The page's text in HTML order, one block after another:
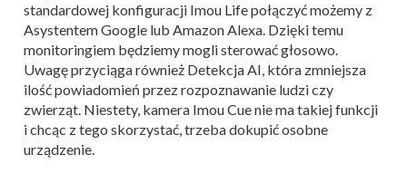
standardowej konfiguracji Imou Life połączyć możemy z
Asystentem Google lub Amazon Alexa. Dzięki temu
monitoringiem będziemy mogli sterować głosowo.
Uwagę przyciąga również Detekcja AI, która zmniejsza
ilość powiadomień przez rozpoznawanie ludzi czy
zwierząt. Niestety, kamera Imou Cue nie ma takiej funkcji
i chcąc z tego skorzystać, trzeba dokupić osobne
urządzenie.